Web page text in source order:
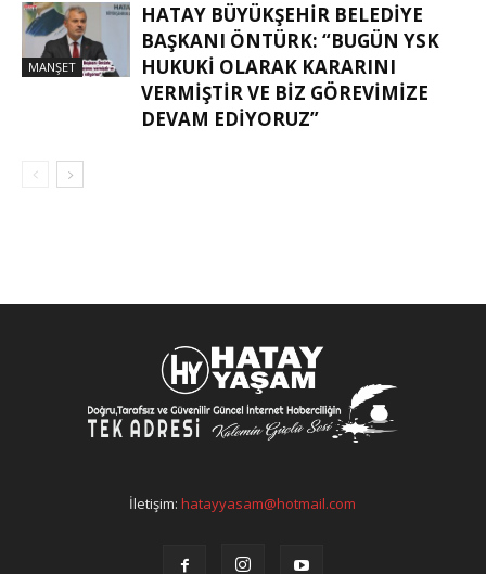
MANŞET
HATAY BÜYÜKŞEHIR BELEDIYE
BAŞKANI ÖNTÜRK: “BUGÜN YSK
HUKUKI OLARAK KARARINI
VERMIŞTIR VE BIZ GÖREVIMIZE
DEVAM EDIYORUZ”
İletişim:hatayyasam@hotmail.com